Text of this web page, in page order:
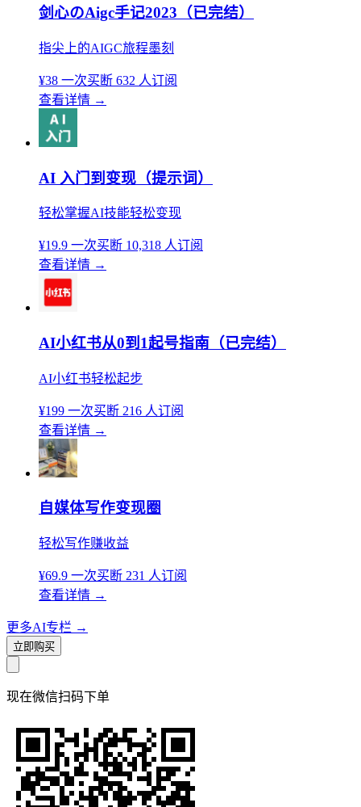
剑心のAigc手记2023（已完结）
指尖上的AIGC旅程墨刻
¥38 一次买断 632 人订阅
查看详情 →
AI 入门到变现（提示词）
轻松掌握AI技能轻松变现
¥19.9 一次买断 10,318 人订阅
查看详情 →
AI小红书从0到1起号指南（已完结）
AI小红书轻松起步
¥199 一次买断 216 人订阅
查看详情 →
自媒体写作变现圈
轻松写作赚收益
¥69.9 一次买断 231 人订阅
查看详情 →
更多AI专栏 →
立即购买
现在微信扫码下单